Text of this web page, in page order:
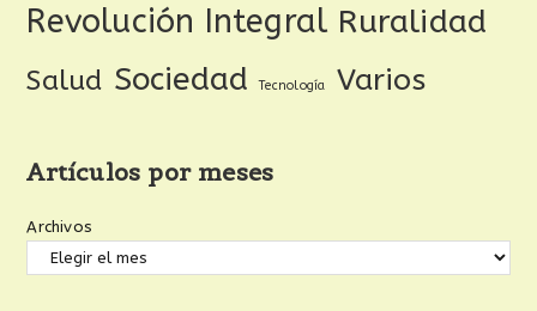
Revolución Integral Ruralidad
Salud Sociedad Tecnología Varios
Artículos por meses
Archivos